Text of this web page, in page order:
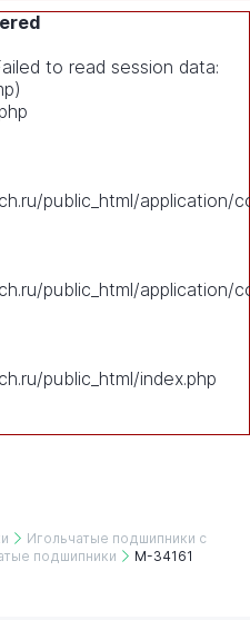
to read session data:
public_html/application/
public_html/application/
public_html/index.php
Игольчатые подшипники с
подшипники
M-34161